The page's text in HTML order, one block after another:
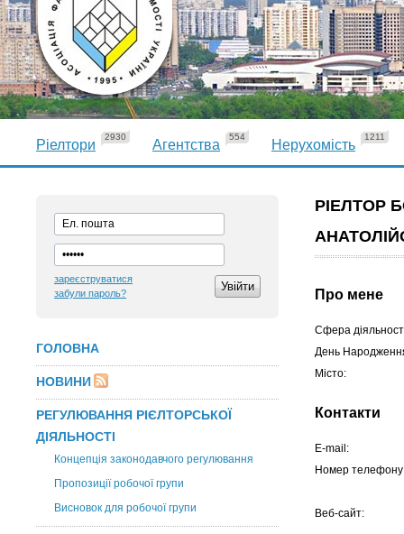
Ріелтори
2930
Агентства
554
Нерухомість
1211
зареєструватися
забули пароль?
ГОЛОВНА
НОВИНИ
РЕГУЛЮВАННЯ РІЄЛТОРСЬКОЇ
ДІЯЛЬНОСТІ
Концепція законодавчого регулювання
Пропозиції робочої групи
Висновок для робочої групи
РІЕЛТОР
Про мене
Сфера
День
Місто:
Контакти
E-mail:
Номер
Веб-сайт: